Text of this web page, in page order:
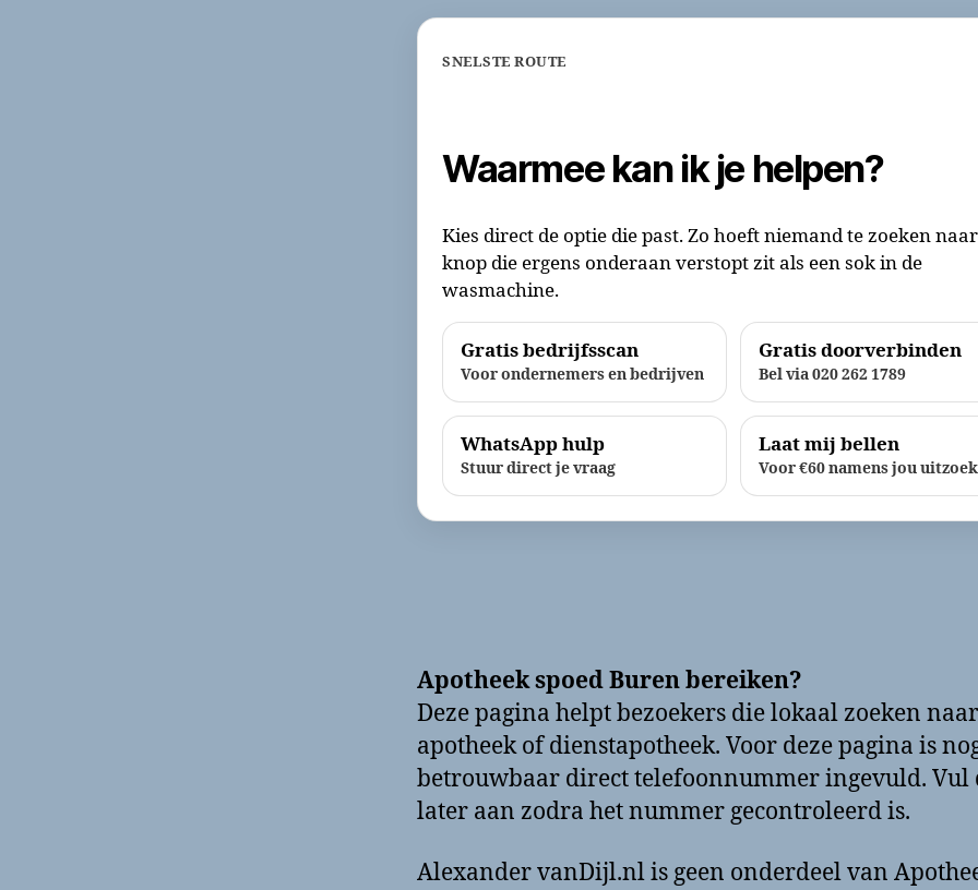
SNELSTE ROUTE
Waarmee kan ik je helpen?
Kies direct de optie die past. Zo hoeft niemand te zoeken
knop die ergens onderaan verstopt zit als een sok in de
wasmachine.
Gratis bedrijfsscan
Voor ondernemers en bedrijven
Gratis doorverbinden
Bel via 020 262 1789
WhatsApp hulp
Stuur direct je vraag
Laat mij bellen
Voor €60 namens jou
Apotheek spoed Buren bereiken?
Deze pagina helpt bezoekers die lokaal zoeken
apotheek of dienstapotheek. Voor deze pagina is
betrouwbaar direct telefoonnummer ingevuld. Vul
later aan zodra het nummer gecontroleerd is.
Alexander vanDijl.nl is geen onderdeel van